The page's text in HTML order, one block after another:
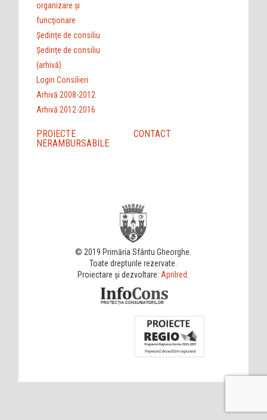
organizare şi
funcţionare
Ședințe de consiliu
Ședințe de consiliu
(arhivă)
Login Consilieri
Arhivă 2008-2012
Arhivă 2012-2016
PROIECTE
NERAMBURSABILE
CONTACT
© 2019 Primăria Sfântu Gheorghe.
Toate drepturile rezervate.
Proiectare și dezvoltare:Aprilred.